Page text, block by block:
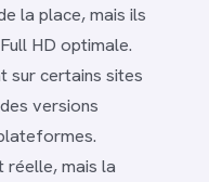
la place, mais ils
HD optimale.
sur certains sites
versions
réelle, mais la